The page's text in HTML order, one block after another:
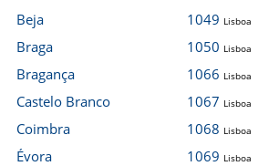
Beja
Braga
Bragança
Castelo Branco
Coimbra
Évora
1049 Lisboa
1050 Lisboa
1066 Lisboa
1067 Lisboa
1068 Lisboa
1069 Lisboa